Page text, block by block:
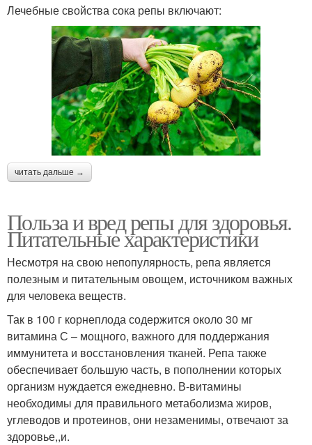
Лечебные свойства сока репы включают:
читать дальше →
Польза и вред репы для здоровья.
Питательные характеристики
Несмотря на свою непопулярность, репа является
полезным и питательным овощем, источником важных
для человека веществ.
Так в 100 г корнеплода содержится около 30 мг
витамина С – мощного, важного для поддержания
иммунитета и восстановления тканей. Репа также
обеспечивает большую часть, в пополнении которых
организм нуждается ежедневно. В-витамины
необходимы для правильного метаболизма жиров,
углеводов и протеинов, они незаменимы, отвечают за
здоровье,,и.